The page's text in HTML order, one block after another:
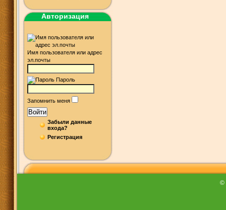
Авторизация
Имя пользователя или адрес
эл.почты
Пароль
Запомнить меня
Войти
Забыли данные
входа?
Регистрация
©